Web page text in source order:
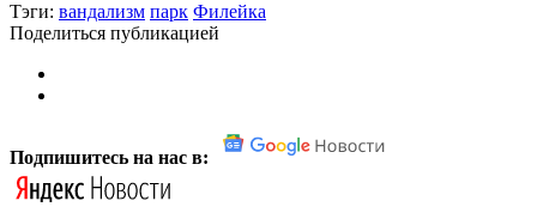
Тэги: вандализм парк Филейка
Поделиться публикацией
Подпишитесь на нас в: